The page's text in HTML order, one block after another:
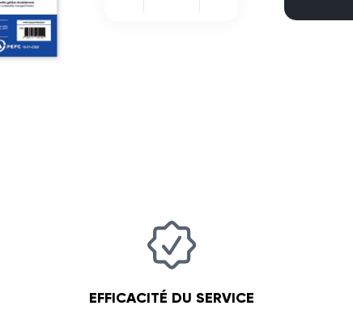
EFFICACITÉ DU SERVICE